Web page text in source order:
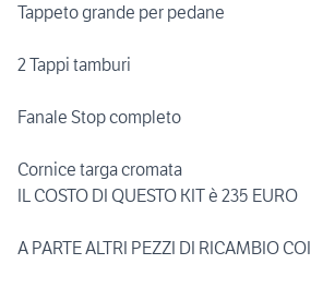
Tappeto grande per pedane
2 Tappi tamburi
Fanale Stop completo
Cornice targa cromata
IL COSTO DI QUESTO KIT è 235 EURO
A PARTE ALTRI PEZZI DI RICAMBIO